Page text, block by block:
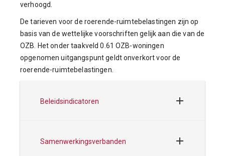
verhoogd.
De tarieven voor de roerende-ruimtebelastingen zijn op
basis van de wettelijke voorschriften gelijk aan die van de
OZB. Het onder taakveld 0.61 OZB-woningen
opgenomen uitgangspunt geldt onverkort voor de
roerende-ruimtebelastingen.
Beleidsindicatoren
Samenwerkingsverbanden